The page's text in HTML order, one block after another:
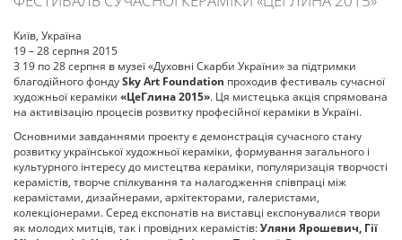
Київ, Україна
19 – 28 серпня 2015
З 19 по 28 серпня в музеї «Духовні Скарби України» за підтримки
благодійного фондуSky Art Foundation проходив фестиваль сучасної
художньої кераміки «ЦеГлина 2015». Ця мистецька акція спрямована
на активізацію процесів розвитку професійної кераміки в Україні.
Основними завданнями проекту є демонстрація сучасного стану
розвитку української художньої кераміки, формування загального і
культурного інтересу до мистецтва кераміки, популяризація творчості
керамістів, творче спілкування та налагодження співпраці між
керамістами, дизайнерами, архітекторами, галеристами,
колекціонерами. Серед експонатів на виставці експонувалися твори
як молодих митців, так і провідних керамістів:Уляни Ярошевич, Гії